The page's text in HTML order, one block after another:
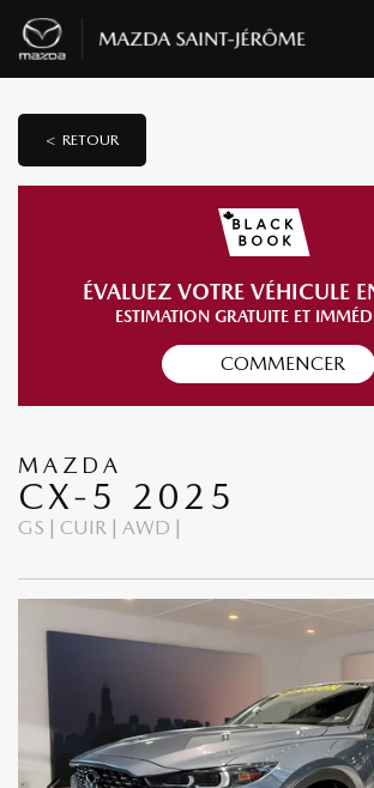
< RETOUR
ÉVALUEZ VOTRE VÉHICULE
ESTIMATION GRATUITE ET
COMMENCER
MAZDA
CX-5 2025
GS | CUIR | AWD |